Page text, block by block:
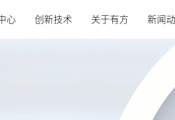
心 创新技术 关于有方 新闻